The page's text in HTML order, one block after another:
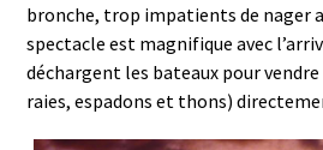
bronche, trop impatients de nager
spectacle est magnifique avec
déchargent les bateaux pour
raies, espadons et thons)